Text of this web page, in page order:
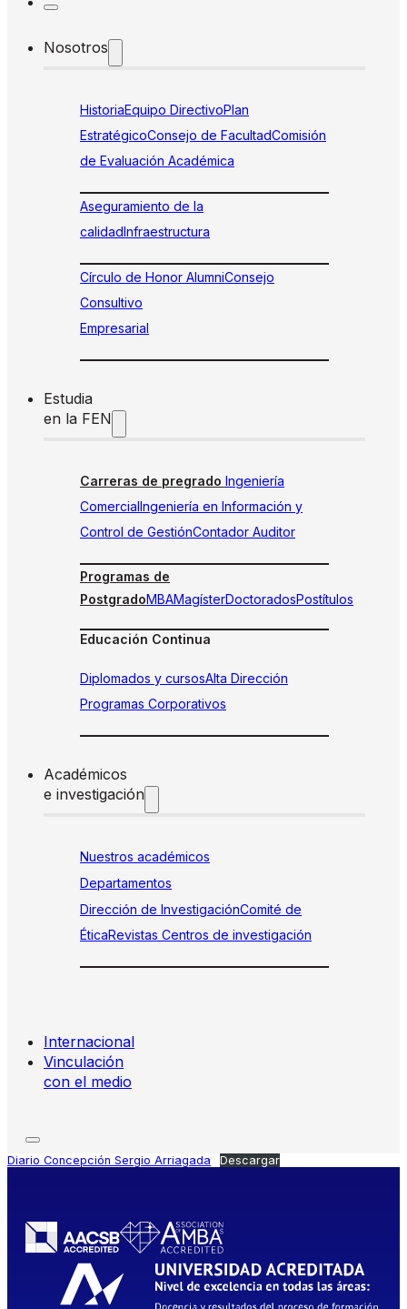
Nosotros
HistoriaEquipo DirectivoPlan
EstratégicoConsejo de FacultadComisión
de Evaluación Académica
Aseguramiento de la
calidadInfraestructura
Círculo de Honor AlumniConsejo
Consultivo
Empresarial
Estudia
en la FEN
Carreras de pregrado Ingeniería
ComercialIngeniería en Información y
Control de GestiónContador Auditor
Programas de
PostgradoMBAMagísterDoctoradosPostítulos
Educación Continua
Diplomados y cursosAlta Dirección
Programas Corporativos
Académicos
e investigación
Nuestros académicos
Departamentos
Dirección de InvestigaciónComité de
ÉticaRevistas Centros de investigación
Internacional
Vinculación
con el medio
Diario Concepción Sergio Arriagada Descargar